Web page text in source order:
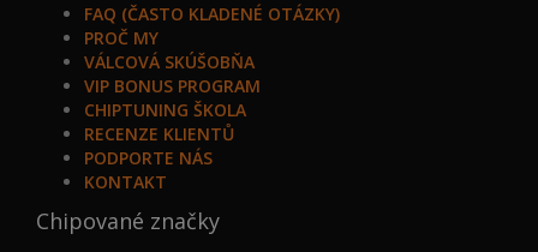
FAQ (ČASTO KLADENÉ OTÁZKY)
PROČ MY
VÁLCOVÁ SKÚŠOBŇA
VIP BONUS PROGRAM
CHIPTUNING ŠKOLA
RECENZE KLIENTŮ
PODPORTE NÁS
KONTAKT
Chipované značky